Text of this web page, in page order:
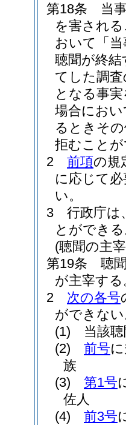
第18条
当
を害され
おいて「
聴聞が終
てした調
となる事
場合にお
るときそ
拒むこと
2
前項の規
に応じて
い。
3
行政庁は
とができ
(聴聞の主
第19条
聴
が主宰する
2
次の各号
ができな
(1)
当該
(2)
前号
族
(3)
第1号
佐人
(4)
前3号